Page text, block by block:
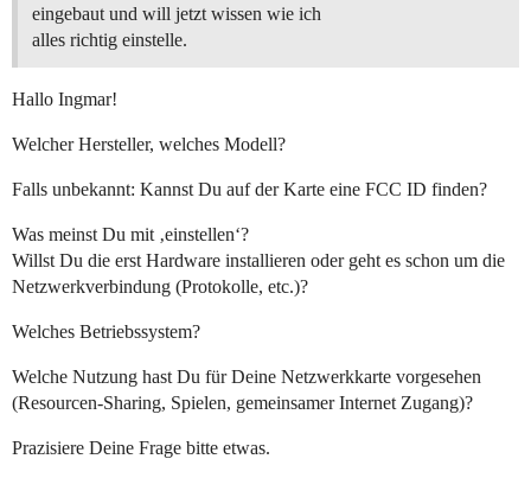
eingebaut und will jetzt wissen wie ich
alles richtig einstelle.
Hallo Ingmar!
Welcher Hersteller, welches Modell?
Falls unbekannt: Kannst Du auf der Karte eine FCC ID finden?
Was meinst Du mit ‚einstellen‘?
Willst Du die erst Hardware installieren oder geht es schon um die
Netzwerkverbindung (Protokolle, etc.)?
Welches Betriebssystem?
Welche Nutzung hast Du für Deine Netzwerkkarte vorgesehen
(Resourcen-Sharing, Spielen, gemeinsamer Internet Zugang)?
Prazisiere Deine Frage bitte etwas.